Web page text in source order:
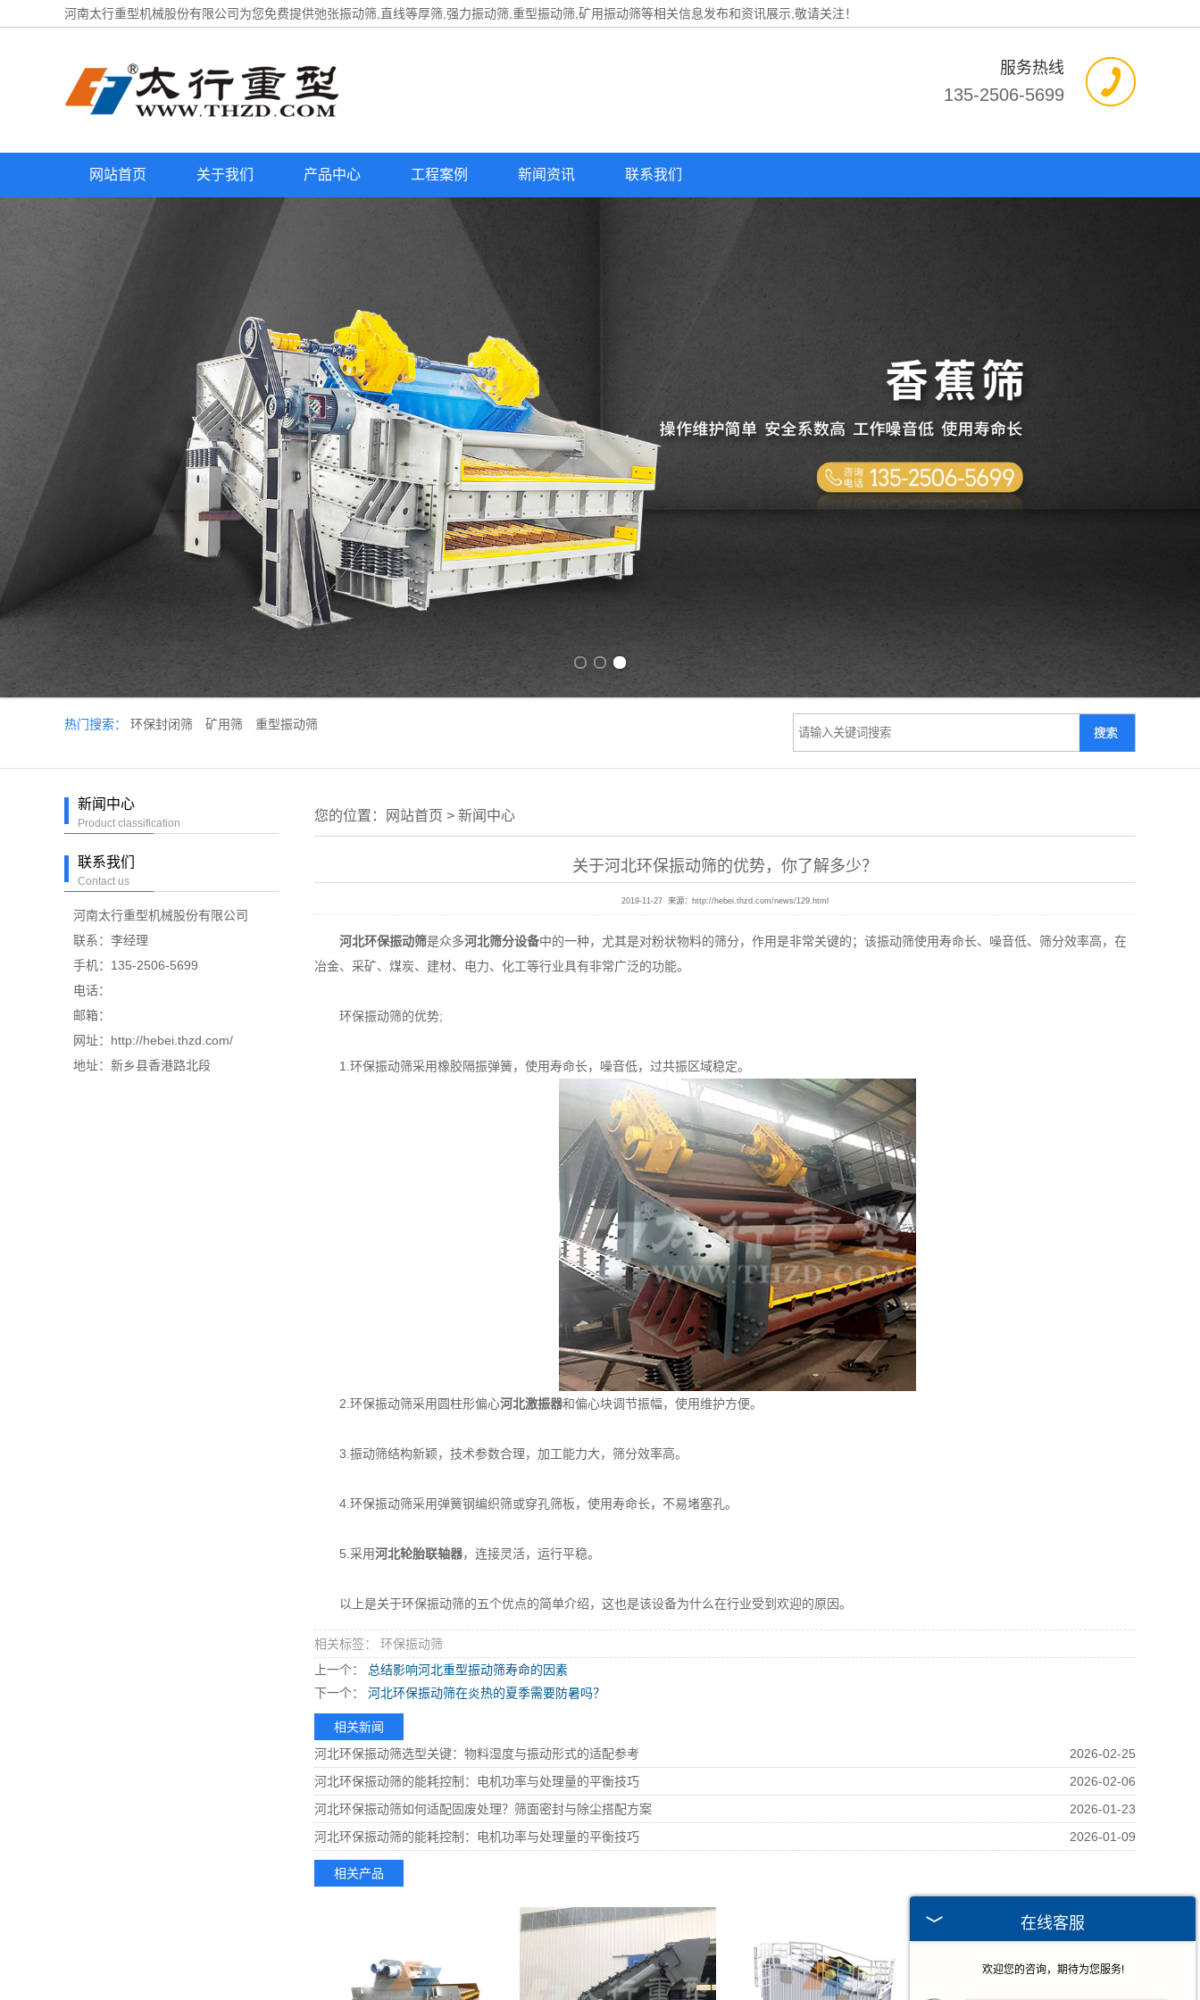
河南太行重型机械股份有限公司为您免费提供弛张振动筛 ,直线等厚筛,强力振动筛,重型振动筛,矿用振动筛等相关信息发布和资讯展示,敬请关注！
服务热线
135-2506-5699
网站首页 关于我们 产品中心 工程案例 新闻资讯 联系我们
热门搜索： 环保封闭筛 矿用筛 重型振动筛
新闻中心
Product classification
联系我们
Contact us
河南太行重型机械股份有限公司
联系：李经理
手机：135-2506-5699
电话：
邮箱：
网址：http://hebei.thzd.com/
地址：新乡县香港路北段
您的位置： 网站首页 > 新闻中心
关于河北环保振动筛的优势，你了解多少？
2019-11-27 来源： http://hebei.thzd.com/news/129.html
河北环保振动筛是众多河北筛分设备中的一种，尤其是对粉状物料的筛分，作用是非常关键的；该振动筛使用寿命长、噪音低、筛分效率高，在
冶金、采矿、煤炭、建材、电力、化工等行业具有非常广泛的功能。
环保振动筛的优势;
1.环保振动筛采用橡胶隔振弹簧，使用寿命长，噪音低，过共振区域稳定。
2.环保振动筛采用圆柱形偏心河北激振器和偏心块调节振幅，使用维护方便。
3.振动筛结构新颖，技术参数合理，加工能力大，筛分效率高。
4.环保振动筛采用弹簧钢编织筛或穿孔筛板，使用寿命长，不易堵塞孔。
5.采用河北轮胎联轴器，连接灵活，运行平稳。
以上是关于环保振动筛的五个优点的简单介绍，这也是该设备为什么在行业受到欢迎的原因。
相关标签： 环保振动筛
上一个：
总结影响河北重型振动筛寿命的因素
下一个：
河北环保振动筛在炎热的夏季需要防暑吗？
相关新闻
河北环保振动筛选型关键：物料湿度与振动形式的适配参考
2026-02-25
河北环保振动筛的能耗控制：电机功率与处理量的平衡技巧
2026-02-06
河北环保振动筛如何适配固废处理？筛面密封与除尘搭配方案
2026-01-23
河北环保振动筛的能耗控制：电机功率与处理量的平衡技巧
2026-01-09
相关产品
在线客服
欢迎您的咨询，期待为您服务!